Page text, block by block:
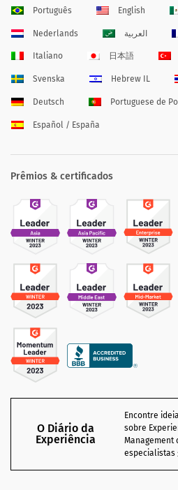
Português English
Nederlands العربية
Italiano 日本語
Svenska Hebrew IL
Deutsch Portuguese de
Español / España
Prêmios & certificados
O Diário da
Experiência
Encontre
sobre
Management
especialistas